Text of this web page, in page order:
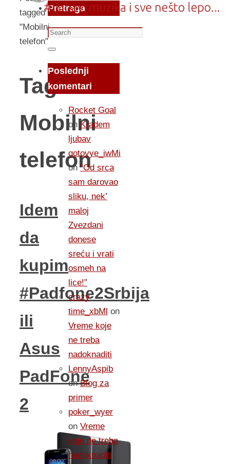
tagged
"Mobilni
telefon"
Tag:
Mobilni
telefon
Idem
da
kupim
#Padfone2Srbija
ili
Asus
PadFone
2
Pretraga
Search
for:
Search
Poslednji
komentari
Rocket Goal
on Kradem
ljubav
gotovye_iwMi
on“Od srca
sam darovao
sliku, nek’
maloj
Zvezdani
donese
sreću i vrati
osmeh na
lice!”
crazy
time_xbMl on
Vreme koje
ne treba
nadoknaditi
LennyAspib
onBlog za
primer
poker_wyer
on Vreme
koje ne treba
nadoknaditi